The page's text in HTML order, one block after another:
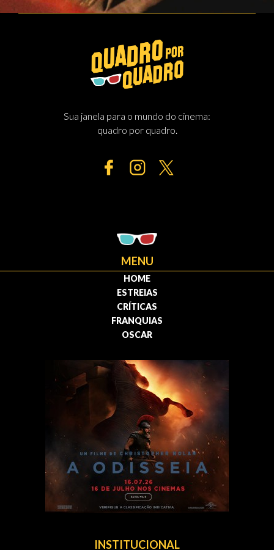
Sua janela para o mundo do cinema:
quadro por quadro.
MENU
HOME
ESTREIAS
CRÍTICAS
FRANQUIAS
OSCAR
INSTITUCIONAL